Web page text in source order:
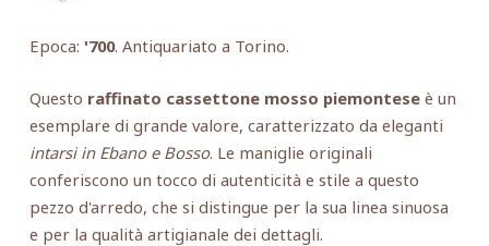
Epoca: '700. Antiquariato a Torino.
Questo raffinato cassettone mosso piemonteseè un
esemplare di grande valore, caratterizzato da eleganti
intarsi in Ebano e Bosso. Le maniglie originali
conferiscono un tocco di autenticità e stile a questo
pezzo d'arredo, che si distingue per la sua linea sinuosa
e per la qualità artigianale dei dettagli.